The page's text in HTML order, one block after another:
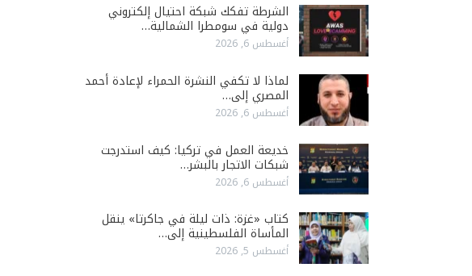
الشرطة تفكك شبكة احتيال إلكتروني
دولية في سومطرا الشمالية…
أغسطس 6, 2026
لماذا لا تكفي النشرة الحمراء لإعادة أحمد
المصري إلى…
أغسطس 6, 2026
خديعة العمل في تركيا: كيف استدرجت
شبكات الاتجار بالبشر…
أغسطس 6, 2026
كتاب «غزة: ذات ليلة في جاكرتا» ينقل
المأساة الفلسطينية إلى…
أغسطس 5, 2026